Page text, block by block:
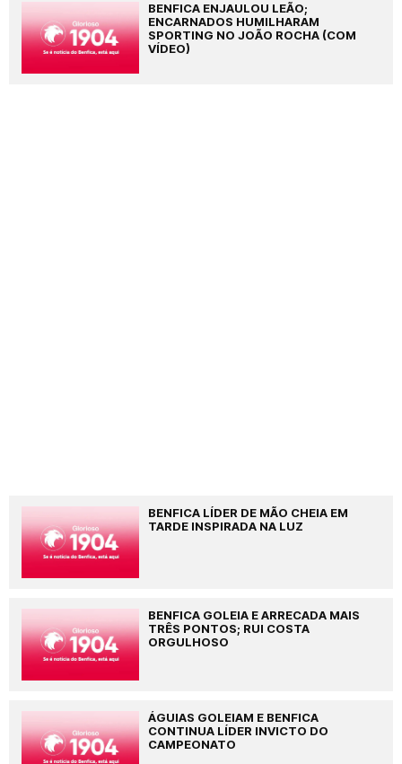
BENFICA ENJAULOU LEÃO;
ENCARNADOS HUMILHARAM
SPORTING NO JOÃO ROCHA (COM
VÍDEO)
BENFICA LÍDER DE MÃO CHEIA EM
TARDE INSPIRADA NA LUZ
BENFICA GOLEIA E ARRECADA MAIS
TRÊS PONTOS; RUI COSTA
ORGULHOSO
ÁGUIAS GOLEIAM E BENFICA
CONTINUA LÍDER INVICTO DO
CAMPEONATO